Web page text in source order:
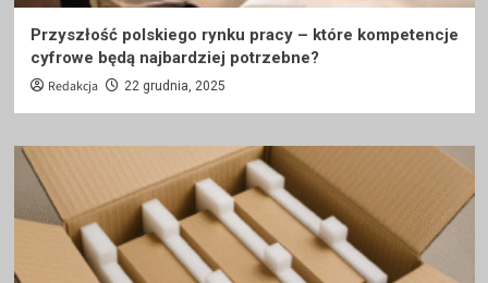
Przyszłość polskiego rynku pracy – które kompetencje
cyfrowe będą najbardziej potrzebne?
Redakcja 22 grudnia, 2025